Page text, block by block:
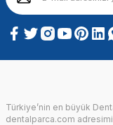
Türkiye’nin en büyük
dentalparca.com